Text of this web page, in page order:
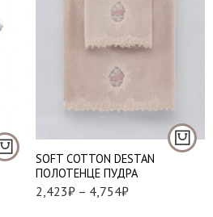
SOFT СOTTON DESTAN
ПОЛОТЕНЦЕ ПУДРА
2,423₽ – 4,754₽
50*100 см. - 1 шт.